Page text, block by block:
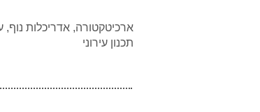
,ארכיטקטורה, אדריכלות נוף,
תכנון עירוני